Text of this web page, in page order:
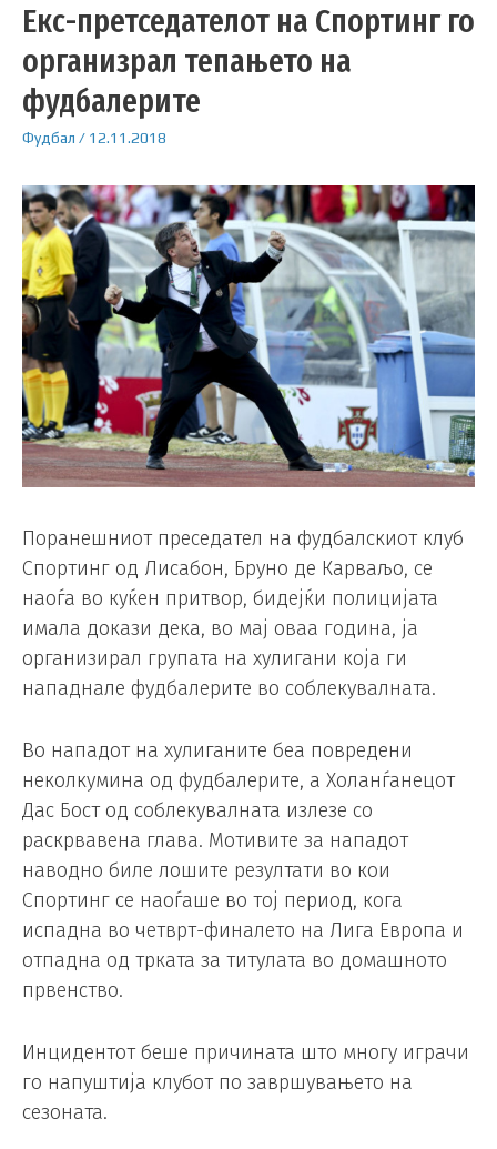
Екс-претседателот на Спортинг го
организрал тепањето на
фудбалерите
Фудбал / 12.11.2018
Поранешниот преседател на фудбалскиот клуб
Спортинг од Лисабон, Бруно де Карваљо, се
наоѓа во куќен притвор, бидејќи полицијата
имала докази дека, во мај оваа година, ја
организирал групата на хулигани која ги
нападнале фудбалерите во соблекувалната.
Во нападот на хулиганите беа повредени
неколкумина од фудбалерите, а Холанѓанецот
Дас Бост од соблекувалната излезе со
раскрвавена глава. Мотивите за нападот
наводно биле лошите резултати во кои
Спортинг се наоѓаше во тој период, кога
испадна во четврт-финалето на Лига Европа и
отпадна од трката за титулата во домашното
првенство.
Инцидентот беше причината што многу играчи
го напуштија клубот по завршувањето на
сезоната.